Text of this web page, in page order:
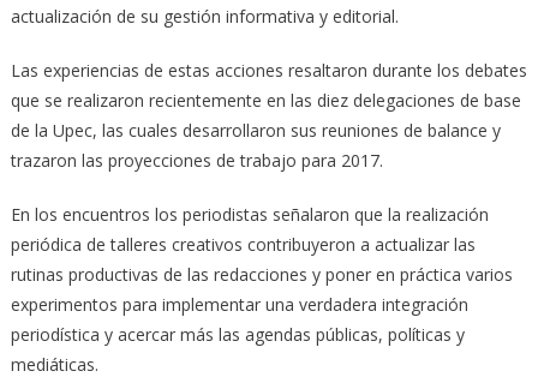
actualización de su gestión informativa y editorial.
Las experiencias de estas acciones resaltaron durante los debates
que se realizaron recientemente en las diez delegaciones de base
de la Upec, las cuales desarrollaron sus reuniones de balance y
trazaron las proyecciones de trabajo para 2017.
En los encuentros los periodistas señalaron que la realización
periódica de talleres creativos contribuyeron a actualizar las
rutinas productivas de las redacciones y poner en práctica varios
experimentos para implementar una verdadera integración
periodística y acercar más las agendas públicas, políticas y
mediáticas.